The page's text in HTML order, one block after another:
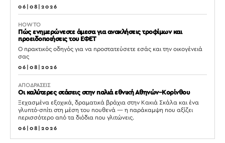
06|08|2026
HOW TO
Πώς ενημερώνεστε άμεσα για ανακλήσεις τροφίμων και
προειδοποιήσεις του ΕΦΕΤ
Ο πρακτικός οδηγός για να προστατεύσετε εσάς και την οικογένειά
σας
06|08|2026
ΑΠΟΔΡΑΣΕΙΣ
Οι καλύτερες στάσεις στην παλιά εθνική Αθηνών–Κορίνθου
Ξεχασμένα εξοχικά, δραματικά βράχια στην Κακιά Σκάλα και ένα
γλυπτό-σπίτι στη μέση του πουθενά — η παράκαμψη που αξίζει
περισσότερο από τα διόδια που γλιτώνεις.
06|08|2026